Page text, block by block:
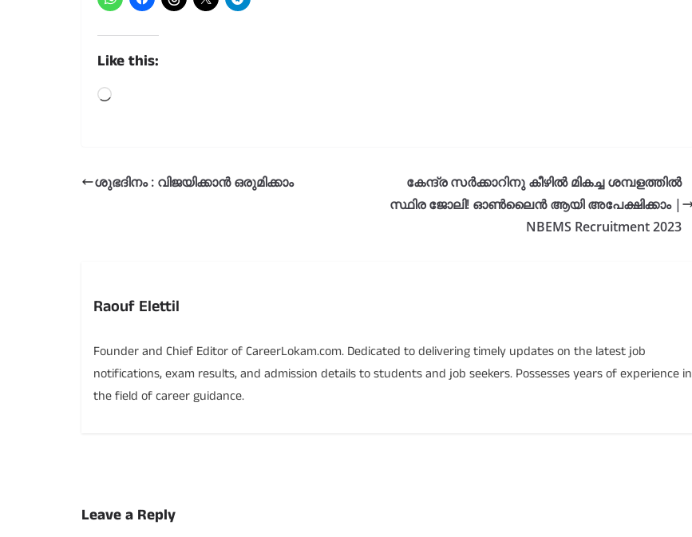
Like this:
Loading…
ശുഭദിനം : വിജയിക്കാൻ ഒരുമിക്കാം
കേന്ദ്ര സർക്കാറിനു കീഴിൽ മികച്ച ശമ്പളത്തിൽ
സ്ഥിര ജോലി! ഓൺലൈൻ ആയി അപേക്ഷിക്കാം |
NBEMS Recruitment 2023
Raouf Elettil
Founder and Chief Editor of CareerLokam.com. Dedicated to delivering timely updates on the latest job
notifications, exam results, and admission details to students and job seekers. Possesses years of experience in
the field of career guidance.
Leave a Reply